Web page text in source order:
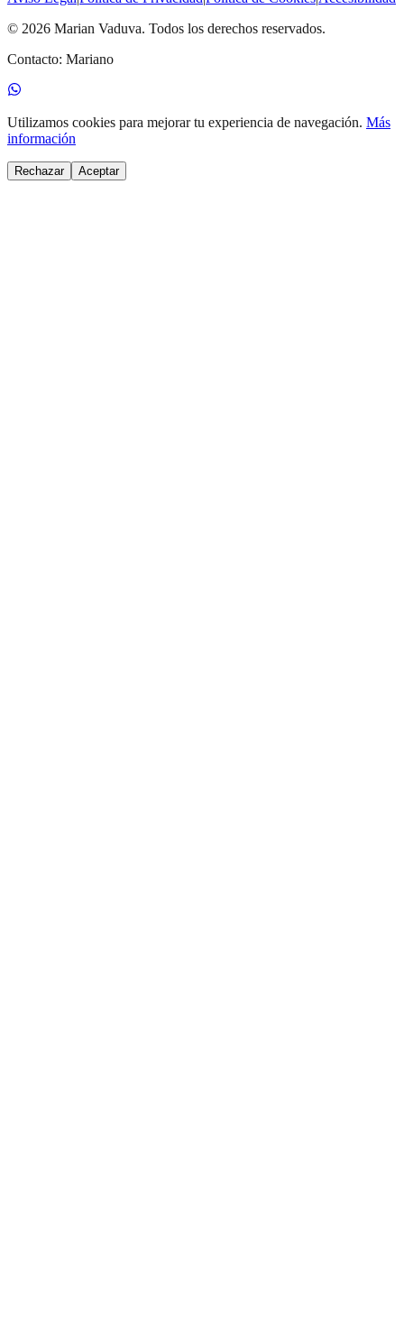
© 2026 Marian Vaduva. Todos los derechos reservados.
Contacto: Mariano
Utilizamos cookies para mejorar tu experiencia de navegación. Más
información
Rechazar Aceptar